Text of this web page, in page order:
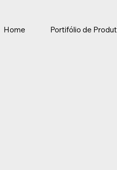
Home Portifólio de